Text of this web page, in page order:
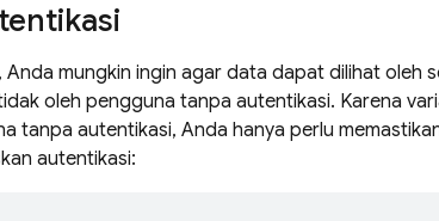
mungkin ingin agar data dapat dilihat oleh
oleh pengguna tanpa autentikasi. Karena
tanpa autentikasi, Anda hanya perlu
autentikasi: